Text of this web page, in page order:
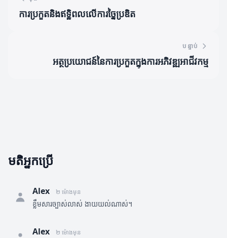
ការប្រកួតនិងឥទ្ឋិពលលើការច្នៃប្រឌិត
បន្ទាប់
អត្ថប្រយោជន៍នៃការប្រកួតក្នុងការអភិវឌ្ឍអាជីវកម្ម
មតិអ្នកប្រើ
Alex ២ ម៉ោងមុន
ខ្លឹមសារច្បាស់លាស់ ងាយយល់ណាស់។
Alex ២ ម៉ោងមុន